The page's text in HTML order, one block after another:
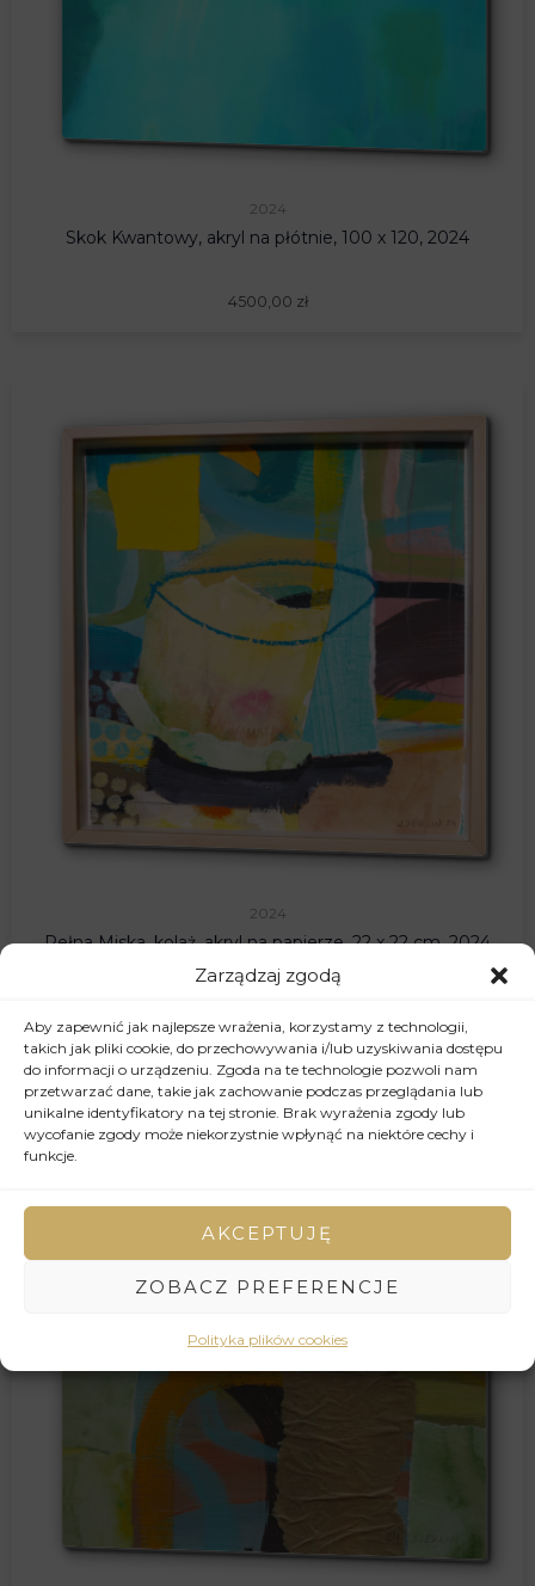
Zarządzaj zgodą
Aby zapewnić jak najlepsze wrażenia, korzystamy z technologii,
takich jak pliki cookie, do przechowywania i/lub uzyskiwania dostępu
do informacji o urządzeniu. Zgoda na te technologie pozwoli nam
przetwarzać dane, takie jak zachowanie podczas przeglądania lub
unikalne identyfikatory na tej stronie. Brak wyrażenia zgody lub
wycofanie zgody może niekorzystnie wpłynąć na niektóre cechy i
funkcje.
AKCEPTUJĘ
ZOBACZ PREFERENCJE
Polityka plików cookies
2024
Skok Kwantowy, akryl na płótnie, 100 x 120, 2024
4500,00 zł
2024
Pełna Miska, kolaż, akryl na papierze, 22 x 22 cm, 2024